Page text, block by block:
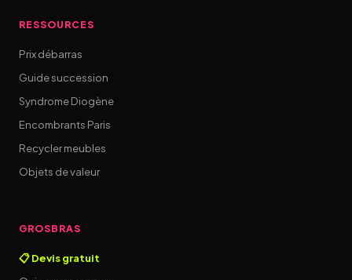
RESSOURCES
Prix débarras
Guide succession
Syndrome Diogène
Encombrants Paris
Recycler meubles
Objets de valeur
GROSBRAS
📋 Devis gratuit